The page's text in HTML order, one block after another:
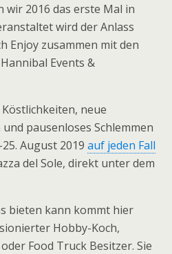
wir 2016 das erste Mal in
wird der Anlass
Enjoy zusammen mit den
Events &
neue
pausenloses Schlemmen
August 2019 auf jeden Fall
del Sole, direkt unter dem
bieten kann kommt hier
Hobby-Koch,
Food Truck Besitzer. Sie